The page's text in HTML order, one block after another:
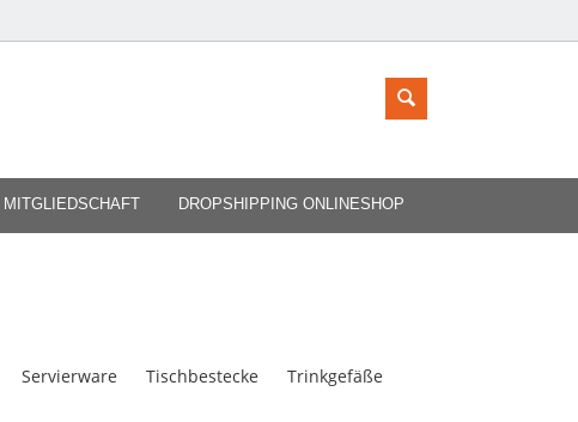
MITGLIEDSCHAFT DROPSHIPPING ONLINESHOP
Servierware Tischbestecke Trinkgefäße